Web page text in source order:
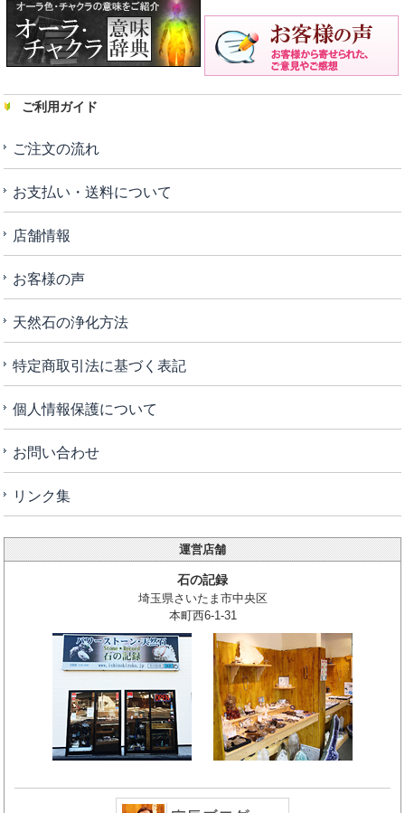
ご利用ガイド
ご注文の流れ
お支払い・送料について
店舗情報
お客様の声
天然石の浄化方法
特定商取引法に基づく表記
個人情報保護について
お問い合わせ
リンク集
運営店舗
石の記録
埼玉県さいたま市中央区
本町西6-1-31